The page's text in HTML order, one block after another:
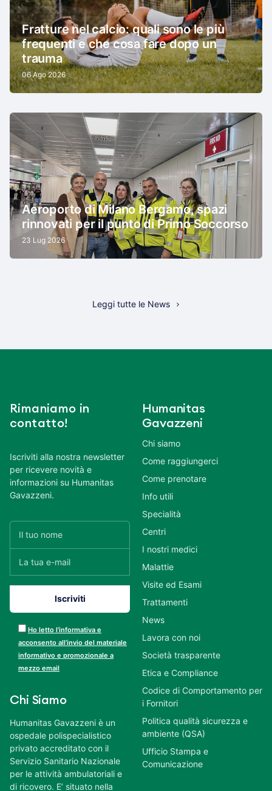
Fratture nel calcio: quali sono le più
frequenti e che cosa fare dopo un
trauma
06 Ago 2026
Aeroporto di Milano Bergamo, spazi
rinnovati per il punto di Primo Soccorso
23 Lug 2026
Leggi tutte le News
Rimaniamo in
contatto!
Iscriviti alla nostra newsletter
per ricevere novità e
informazioni su Humanitas
Gavazzeni.
Ho letto l’informativa e
acconsento all’invio del materiale
informativo e promozionale a
mezzo email
Chi Siamo
Humanitas Gavazzeni è un
ospedale polispecialistico
privato accreditato con il
Servizio Sanitario Nazionale
per le attività ambulatoriali e
di ricovero. E’ situato nella
Humanitas
Gavazzeni
Chi siamo
Come raggiungerci
Come prenotare
Info utili
Specialità
Centri
I nostri medici
Malattie
Visite ed Esami
Trattamenti
News
Lavora con noi
Società trasparente
Etica e Compliance
Codice di Comportamento per
i Fornitori
Politica qualità sicurezza e
ambiente (QSA)
Ufficio Stampa e
Comunicazione